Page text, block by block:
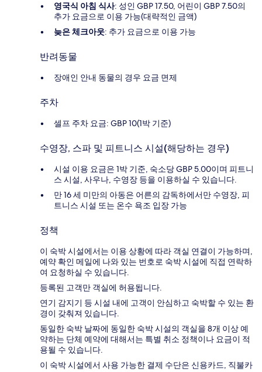
영국식 아침 식사: 성인 GBP 17.50, 어린이 GBP 7.50의
추가 요금으로 이용 가능(대략적인 금액)
늦은 체크아웃: 추가 요금으로 이용 가능
반려동물
장애인 안내 동물의 경우 요금 면제
주차
셀프 주차 요금: GBP 10(1박 기준)
수영장, 스파 및 피트니스 시설(해당하는 경우)
시설 이용 요금은 1박 기준, 숙소당 GBP 5.00이며 피트니
스 시설, 사우나, 수영장 등을 이용하실 수 있습니다.
만 16 세 미만의 아동은 어른의 감독하에서만 수영장, 피
트니스 시설 또는 온수 욕조 입장 가능
정책
이 숙박 시설에서는 이용 상황에 따라 객실 연결이 가능하며,
예약 확인 메일에 나와 있는 번호로 숙박 시설에 직접 연락하
여 요청하실 수 있습니다.
등록된 고객만 객실에 허용됩니다.
연기 감지기 등 시설 내에 고객이 안심하고 숙박할 수 있는 환
경이 갖춰져 있습니다.
동일한 숙박 날짜에 동일한 숙박 시설의 객실을 8개 이상 예
약하는 단체 예약에 대해서는 특별 취소 정책이나 요금이 적
용될 수 있습니다.
이 숙박 시설에서 사용 가능한 결제 수단은 신용카드, 직불카